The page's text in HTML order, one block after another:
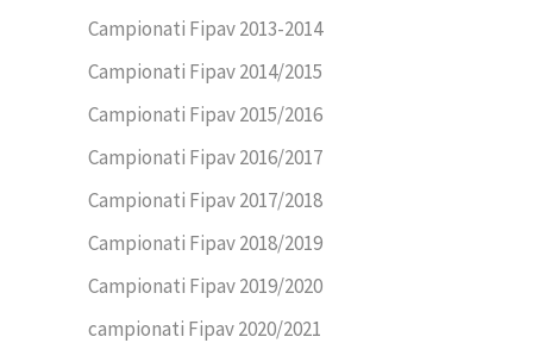
Campionati Fipav 2013-2014
Campionati Fipav 2014/2015
Campionati Fipav 2015/2016
Campionati Fipav 2016/2017
Campionati Fipav 2017/2018
Campionati Fipav 2018/2019
Campionati Fipav 2019/2020
campionati Fipav 2020/2021